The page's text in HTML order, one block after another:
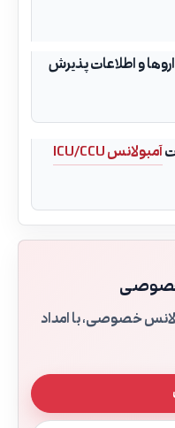
و اطلاعات پذیرش
آمبولانس ICU/CCU
خصوصی
خصوصی، با امداد